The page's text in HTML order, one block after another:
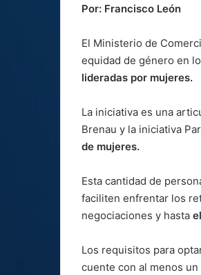
Por: Francisco León
El Ministerio de
equidad de género en
lideradas por mujeres.
La iniciativa es una
Brenau y la iniciativa
de mujeres.
Esta cantidad de
faciliten enfrentar los
negociaciones y hasta
Los requisitos para
cuente con al menos